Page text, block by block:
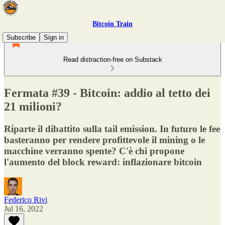
Bitcoin Train
Subscribe
Sign in
Read distraction-free on Substack
Fermata #39 - Bitcoin: addio al tetto dei
21 milioni?
Riparte il dibattito sulla tail emission. In futuro le fee
basteranno per rendere profittevole il mining o le
macchine verranno spente? C'è chi propone
l'aumento del block reward: inflazionare bitcoin
Federico Rivi
Jul 16, 2022